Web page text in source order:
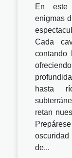
En este
enigmas
Cada
contando
hasta
retan
de...